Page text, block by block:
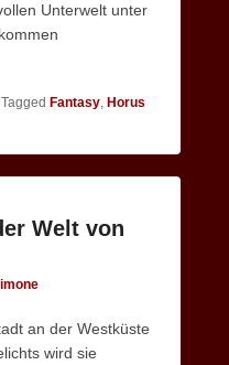
Unterwelt unter
Tagged Fantasy, Horus
Welt von
an der Westküste
wird sie